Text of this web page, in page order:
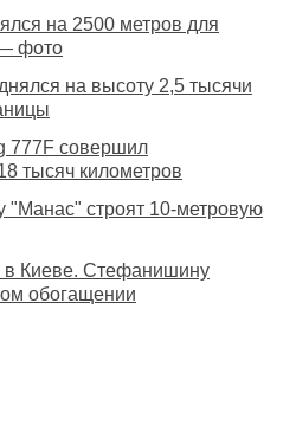
на 2500 метров для
— фото
на высоту 2,5 тысячи
777F совершил
тысяч километров
"Манас" строят 10-метровую
в Киеве. Стефанишину
обогащении